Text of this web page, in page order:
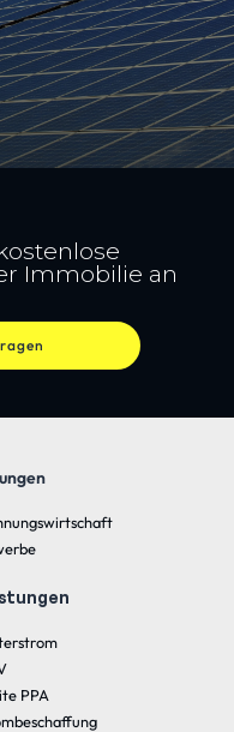
Immobilie an
PPA